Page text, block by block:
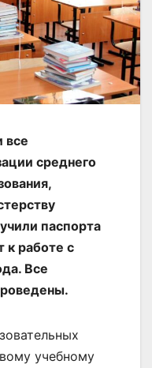
все
среднего
паспорта
к работе с
Все
учебному